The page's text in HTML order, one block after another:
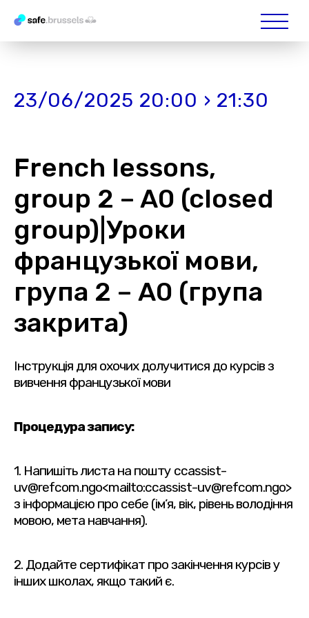
23/06/2025 20:00 › 21:30
French lessons,
group 2 – A0 (closed
group)|Уроки
французької мови,
група 2 – А0 (група
закрита)
Інструкція для охочих долучитися до курсів з
вивчення французької мови
Процедура запису:
1. Напишіть листа на пошту ccassist-
uv@refcom.ngo<mailto:ccassist-uv@refcom.ngo>
з інформацією про себе (ім’я, вік, рівень володіння
мовою, мета навчання).
2. Додайте сертифікат про закінчення курсів у
інших школах, якщо такий є.